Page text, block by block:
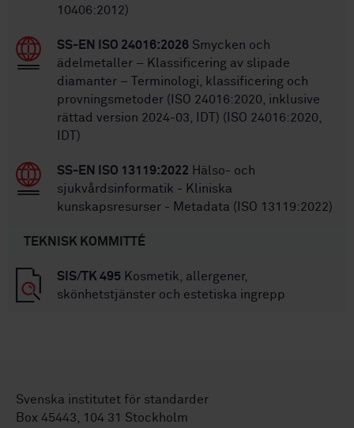
10406:2012)
SS-EN ISO 24016:2026 Smycken och
ädelmetaller – Klassificering av slipade
diamanter – Terminologi, klassificering och
provningsmetoder (ISO 24016:2020, inklusive
rättad version 2024-03, IDT) (ISO 24016:2020,
IDT)
SS-EN ISO 13119:2022 Hälso- och
sjukvårdsinformatik - Kliniska
kunskapsresurser - Metadata (ISO 13119:2022)
TEKNISK KOMMITTÉ
SIS/TK 495 Kosmetik, allergener,
skönhetstjänster och estetiska ingrepp
Svenska institutet för standarder
Box 45443, 104 31 Stockholm